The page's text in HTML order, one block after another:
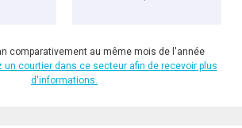
comparativement au même mois de l'année
un courtier dans ce secteur afin de recevoir plus
d'informations.